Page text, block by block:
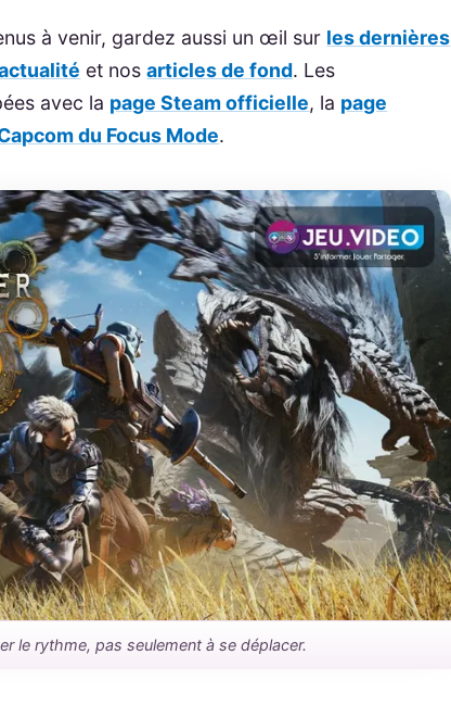
à venir, gardez aussi un œil sur les dernières
et nosarticles de fond. Les
avec la page Steam officielle, la page
du Focus Mode.
le rythme, pas seulement à se déplacer.